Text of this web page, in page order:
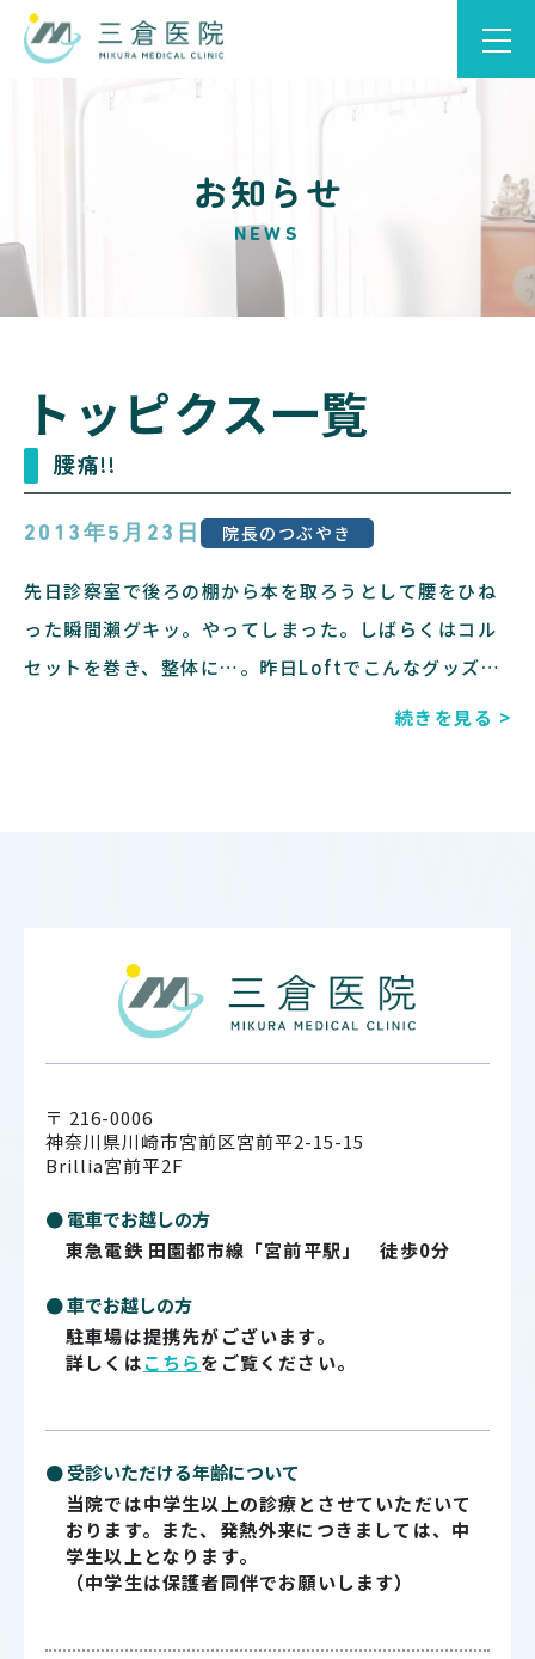
お知らせ
NEWS
トッピクス一覧
腰痛!!
2013年5月23日 院長のつぶやき
先日診察室で後ろの棚から本を取ろうとして腰をひね
った瞬間瀨グキッ。やってしまった。しばらくはコル
セットを巻き、整体に…。昨日Loftでこんなグッズを
購入しました♪インフルエンザの次は腰痛^_^;情けな
続きを見る >
〒 216-0006
神奈川県川崎市宮前区宮前平2-15-15
Brillia宮前平2F
● 電車でお越しの方
東急電鉄 田園都市線「宮前平駅」 徒歩0分
● 車でお越しの方
駐車場は提携先がございます。
詳しくはこちらをご覧ください。
● 受診いただける年齢について
当院では中学生以上の診療とさせていただいて
おります。また、発熱外来につきましては、中
学生以上となります。
（中学生は保護者同伴でお願いします）